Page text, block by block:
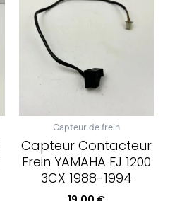
Capteur de frein
Capteur Contacteur
Frein YAMAHA FJ 1200
3CX 1988-1994